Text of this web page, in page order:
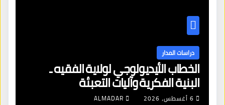
دراسات المدار
الخطاب الأيديولوجي لولاية الفقيه ـ
البنية الفكرية وآليات التعبئة
6 أغسطس، 2026 ALMADAR